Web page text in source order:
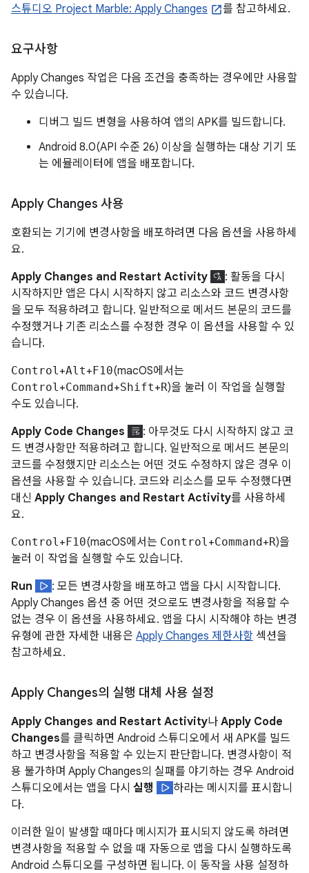
스튜디오 Project Marble: Apply Changes
를 참고하세요.
요구사항
Apply Changes 작업은 다음 조건을 충족하는 경우에만 사용할
수 있습니다.
디버그 빌드 변형을 사용하여 앱의 APK를 빌드합니다.
Android 8.0(API 수준 26) 이상을 실행하는 대상 기기 또
는 에뮬레이터에 앱을 배포합니다.
Apply Changes 사용
호환되는 기기에 변경사항을 배포하려면 다음 옵션을 사용하세
요.
Apply Changes and Restart Activity
: 활동을 다시
시작하지만 앱은 다시 시작하지 않고 리소스와 코드 변경사항
을 모두 적용하려고 합니다. 일반적으로 메서드 본문의 코드를
수정했거나 기존 리소스를 수정한 경우 이 옵션을 사용할 수 있
습니다.
Control +Alt+F10(macOS에서는
Control +Command+Shift+R)을 눌러 이 작업을 실행할
수도 있습니다.
Apply Code Changes
: 아무것도 다시 시작하지 않고 코
드 변경사항만 적용하려고 합니다. 일반적으로 메서드 본문의
코드를 수정했지만 리소스는 어떤 것도 수정하지 않은 경우 이
옵션을 사용할 수 있습니다. 코드와 리소스를 모두 수정했다면
대신 Apply Changes and Restart Activity를 사용하세
요.
Control +F10(macOS에서는 Control +Command+R)을
눌러 이 작업을 실행할 수도 있습니다.
Run
: 모든 변경사항을 배포하고 앱을 다시 시작합니다.
Apply Changes 옵션 중 어떤 것으로도 변경사항을 적용할 수
없는 경우 이 옵션을 사용하세요. 앱을 다시 시작해야 하는 변경
유형에 관한 자세한 내용은 Apply Changes 제한사항 섹션을
참고하세요.
Apply Changes의 실행 대체 사용 설정
Apply Changes and Restart Activity나 Apply Code
Changes를 클릭하면 Android 스튜디오에서 새 APK를 빌드
하고 변경사항을 적용할 수 있는지 판단합니다. 변경사항이 적
용 불가하며 Apply Changes의 실패를 야기하는 경우 Android
스튜디오에서는 앱을 다시 실행
하라는 메시지를 표시합니
다.
이러한 일이 발생할 때마다 메시지가 표시되지 않도록 하려면
변경사항을 적용할 수 없을 때 자동으로 앱을 다시 실행하도록
Android 스튜디오를 구성하면 됩니다. 이 동작을 사용 설정하